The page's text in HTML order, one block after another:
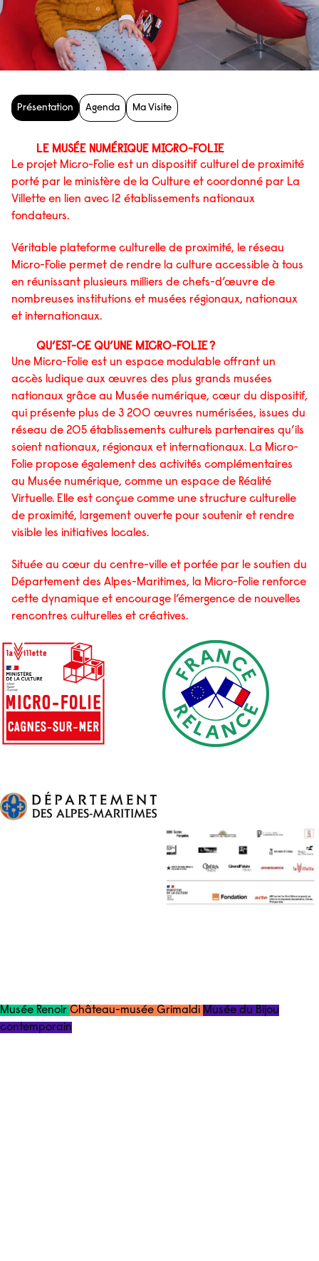
Présentation Agenda Ma Visite
LE MUSÉE NUMÉRIQUE MICRO-FOLIE
Le projet Micro-Folie est un dispositif culturel de proximité
porté par le ministère de la Culture et coordonné par La
Villette en lien avec 12 établissements nationaux
fondateurs.
Véritable plateforme culturelle de proximité, le réseau
Micro-Folie permet de rendre la culture accessible à tous
en réunissant plusieurs milliers de chefs-d’œuvre de
nombreuses institutions et musées régionaux, nationaux
et internationaux.
QU’EST-CE QU’UNE MICRO-FOLIE ?
Une Micro-Folie est un espace modulable offrant un
accès ludique aux œuvres des plus grands musées
nationaux grâce au Musée numérique, cœur du dispositif,
qui présente plus de 3 200 œuvres numérisées, issues du
réseau de 205 établissements culturels partenaires qu’ils
soient nationaux, régionaux et internationaux. La Micro-
Folie propose également des activités complémentaires
au Musée numérique, comme un espace de Réalité
Virtuelle. Elle est conçue comme une structure culturelle
de proximité, largement ouverte pour soutenir et rendre
visible les initiatives locales.
Située au cœur du centre-ville et portée par le soutien du
Département des Alpes-Maritimes, la Micro-Folie renforce
cette dynamique et encourage l’émergence de nouvelles
rencontres culturelles et créatives.
Musée Renoir Château-musée Grimaldi Musée du Bijou
contemporain